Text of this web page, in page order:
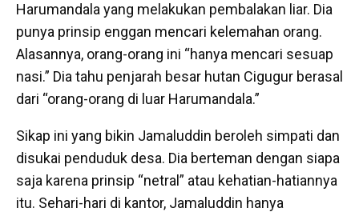
Harumandala yang melakukan pembalakan liar. Dia
punya prinsip enggan mencari kelemahan orang.
Alasannya, orang-orang ini “hanya mencari sesuap
nasi.” Dia tahu penjarah besar hutan Cigugur berasal
dari “orang-orang di luar Harumandala.”
Sikap ini yang bikin Jamaluddin beroleh simpati dan
disukai penduduk desa. Dia berteman dengan siapa
saja karena prinsip “netral” atau kehatian-hatiannya
itu. Sehari-hari di kantor, Jamaluddin hanya